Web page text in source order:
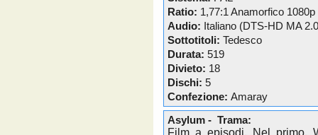
Ratio: 1,77:1 Anamorfico 1080p
Audio: Italiano (DTS-HD MA
Sottotitoli: Tedesco
Durata: 519
Divieto: 18
Dischi: 5
Confezione: Amaray
Asylum - Trama:
Film a episodi. Nel primo,